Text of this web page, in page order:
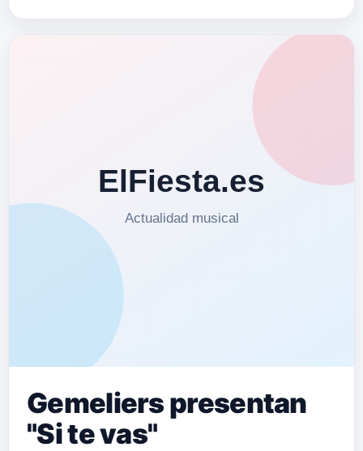
Gemeliers presentan
"Si te vas"